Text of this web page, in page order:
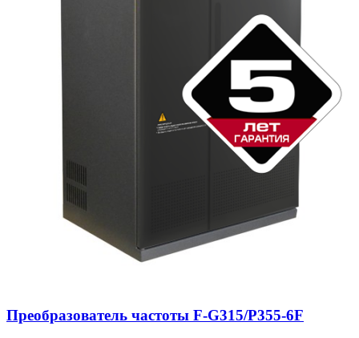
Преобразователь частоты F-G315/P355-6F